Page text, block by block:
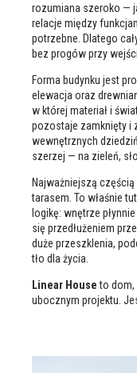
rozumiana szeroko —
relacje między
potrzebne. Dlatego
bez progów przy
Forma budynku jest
elewacja oraz
w której materiał i
pozostaje zamknięty i
wewnętrznych
szerzej — na zieleń,
Najważniejszą
tarasem. To właśnie
logikę: wnętrze
się przedłużeniem
duże przeszklenia,
tło dla życia.
Linear Houseto dom,
ubocznym projektu.